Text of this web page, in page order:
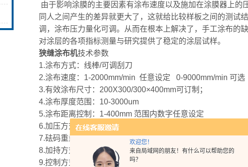
欢迎您！
来自局域网的朋友！有什么可以帮助您的
吗？
由于影响涂膜的主要因素有涂布速度以及施加在涂膜器上
同人之间产生的差异就更大了，这就给比较样板之间的测试
调，涂布压力量化可调。从而在根本上解决了，手工涂布的
对涂层的各项指标测量与研究提供了稳定的涂层试样。
狭缝涂布机技术参数
1.涂布方式：线棒/可调刮刀
2.涂布速度：1-2000mm/min 任意设定 0-9000mm/min 可选
3.有效涂布尺寸：200X300/300×400mm可订制；
4.涂布厚度范围：10-3000um
5.涂布距离控制：1-400mm 范围内数字任意设定
6.加压方式：砝码式
7.砝码重量： 4X250g
8.加持方式：机械夹子
9.控制方式：触摸屏